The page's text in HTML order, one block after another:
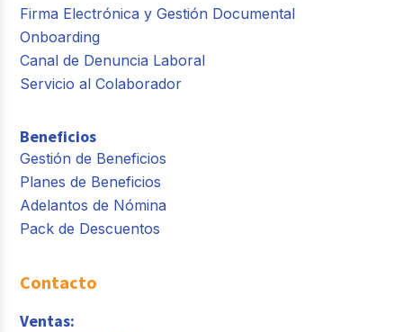
Firma Electrónica y Gestión Documental
Onboarding
Canal de Denuncia Laboral
Servicio al Colaborador
Beneficios
Gestión de Beneficios
Planes de Beneficios
Adelantos de Nómina
Pack de Descuentos
Contacto
Ventas: